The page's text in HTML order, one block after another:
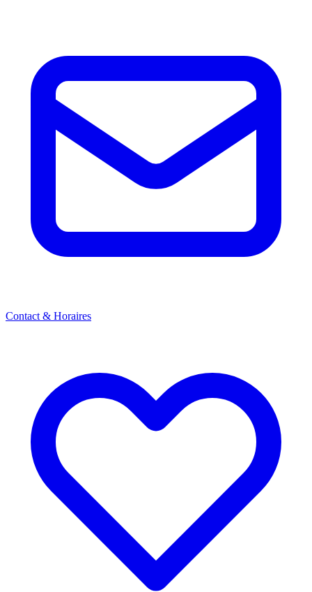
Contact & Horaires